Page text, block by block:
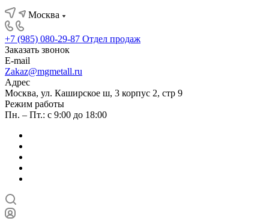
Москва
+7 (985) 080-29-87 Отдел продаж
Заказать звонок
E-mail
Zakaz@mgmetall.ru
Адрес
Москва, ул. Каширское ш, 3 корпус 2, стр 9
Режим работы
Пн. – Пт.: с 9:00 до 18:00